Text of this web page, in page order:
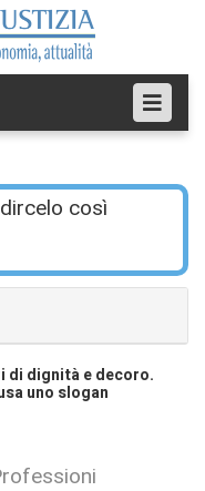
così
di dignità e decoro.
uno slogan